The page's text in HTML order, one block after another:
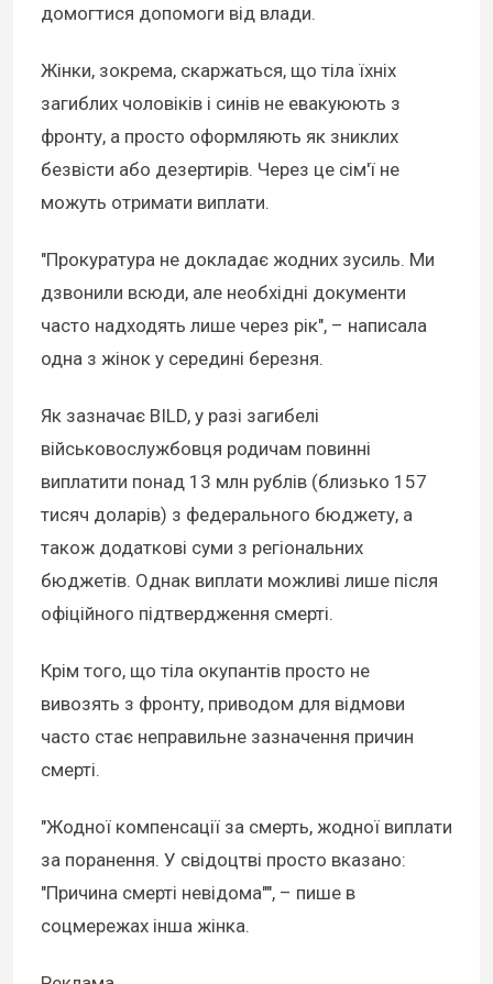
домогтися допомоги від влади.
Жінки, зокрема, скаржаться, що тіла їхніх
загиблих чоловіків і синів не евакуюють з
фронту, а просто оформляють як зниклих
безвісти або дезертирів. Через це сім'ї не
можуть отримати виплати.
"Прокуратура не докладає жодних зусиль. Ми
дзвонили всюди, але необхідні документи
часто надходять лише через рік", – написала
одна з жінок у середині березня.
Як зазначає BILD, у разі загибелі
військовослужбовця родичам повинні
виплатити понад 13 млн рублів (близько 157
тисяч доларів) з федерального бюджету, а
також додаткові суми з регіональних
бюджетів. Однак виплати можливі лише після
офіційного підтвердження смерті.
Крім того, що тіла окупантів просто не
вивозять з фронту, приводом для відмови
часто стає неправильне зазначення причин
смерті.
"Жодної компенсації за смерть, жодної виплати
за поранення. У свідоцтві просто вказано:
"Причина смерті невідома"", – пише в
соцмережах інша жінка.